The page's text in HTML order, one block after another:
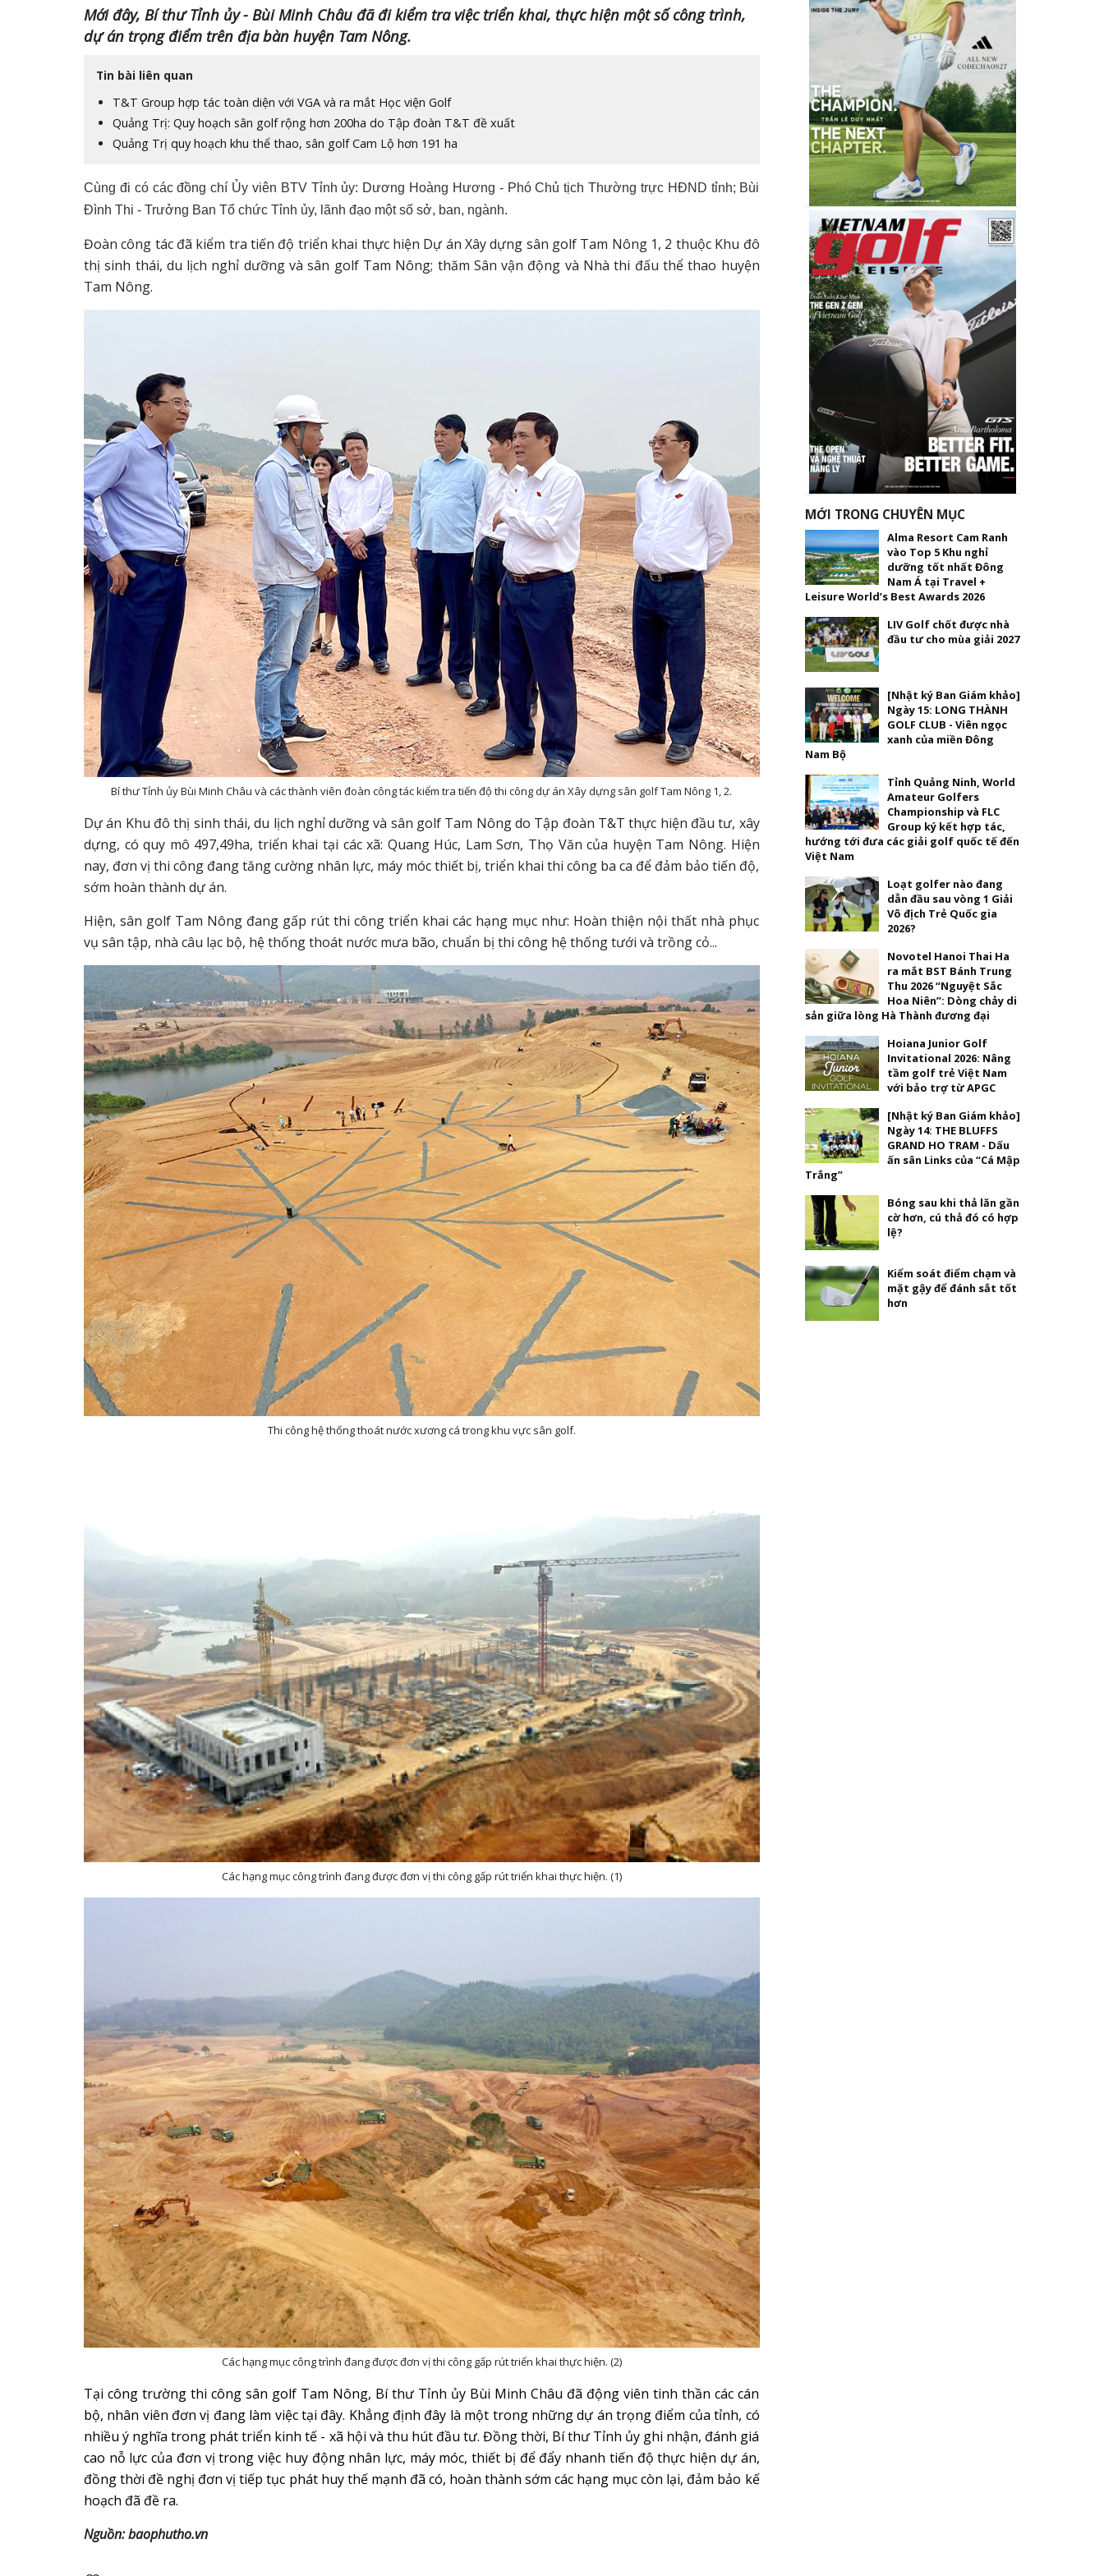
Mới đây, Bí thư Tỉnh ủy - Bùi Minh Châu đã đi kiểm tra việc triển khai, thực hiện một số công trình,
dự án trọng điểm trên địa bàn huyện Tam Nông.
Tin bài liên quan
T&T Group hợp tác toàn diện với VGA và ra mắt Học viện Golf
Quảng Trị: Quy hoạch sân golf rộng hơn 200ha do Tập đoàn T&T đề xuất
Quảng Trị quy hoạch khu thể thao, sân golf Cam Lộ hơn 191 ha
Cùng đi có các đồng chí Ủy viên BTV Tỉnh ủy: Dương Hoàng Hương - Phó Chủ tịch Thường trực HĐND tỉnh; Bùi
Đình Thi - Trưởng Ban Tổ chức Tỉnh ủy, lãnh đạo một số sở, ban, ngành.
Đoàn công tác đã kiểm tra tiến độ triển khai thực hiện Dự án Xây dựng sân golf Tam Nông 1, 2 thuộc Khu đô
thị sinh thái, du lịch nghỉ dưỡng và sân golf Tam Nông; thăm Sân vận động và Nhà thi đấu thể thao huyện
Tam Nông.
Bí thư Tỉnh ủy Bùi Minh Châu và các thành viên đoàn công tác kiểm tra tiến độ thi công dự án Xây dựng sân golf Tam Nông 1, 2.
Dự án Khu đô thị sinh thái, du lịch nghỉ dưỡng và sân golf Tam Nông do Tập đoàn T&T thực hiện đầu tư, xây
dựng, có quy mô 497,49ha, triển khai tại các xã: Quang Húc, Lam Sơn, Thọ Văn của huyện Tam Nông. Hiện
nay, đơn vị thi công đang tăng cường nhân lực, máy móc thiết bị, triển khai thi công ba ca để đảm bảo tiến độ,
sớm hoàn thành dự án.
Hiện, sân golf Tam Nông đang gấp rút thi công triển khai các hạng mục như: Hoàn thiện nội thất nhà phục
vụ sân tập, nhà câu lạc bộ, hệ thống thoát nước mưa bão, chuẩn bị thi công hệ thống tưới và trồng cỏ...
Thi công hệ thống thoát nước xương cá trong khu vực sân golf.
Các hạng mục công trình đang được đơn vị thi công gấp rút triển khai thực hiện. (1)
Các hạng mục công trình đang được đơn vị thi công gấp rút triển khai thực hiện. (2)
Tại công trường thi công sân golf Tam Nông, Bí thư Tỉnh ủy Bùi Minh Châu đã động viên tinh thần các cán
bộ, nhân viên đơn vị đang làm việc tại đây. Khẳng định đây là một trong những dự án trọng điểm của tỉnh, có
nhiều ý nghĩa trong phát triển kinh tế - xã hội và thu hút đầu tư. Đồng thời, Bí thư Tỉnh ủy ghi nhận, đánh giá
cao nỗ lực của đơn vị trong việc huy động nhân lực, máy móc, thiết bị để đẩy nhanh tiến độ thực hiện dự án,
đồng thời đề nghị đơn vị tiếp tục phát huy thế mạnh đã có, hoàn thành sớm các hạng mục còn lại, đảm bảo kế
hoạch đã đề ra.
Nguồn: baophutho.vn
MỚI TRONG CHUYÊN MỤC
Alma Resort Cam Ranh
vào Top 5 Khu nghỉ
dưỡng tốt nhất Đông
Nam Á tại Travel +
Leisure World’s Best Awards 2026
LIV Golf chốt được nhà
đầu tư cho mùa giải 2027
[Nhật ký Ban Giám khảo]
Ngày 15: LONG THÀNH
GOLF CLUB - Viên ngọc
xanh của miền Đông
Nam Bộ
Tỉnh Quảng Ninh, World
Amateur Golfers
Championship và FLC
Group ký kết hợp tác,
hướng tới đưa các giải golf quốc tế đến
Việt Nam
Loạt golfer nào đang
dẫn đầu sau vòng 1 Giải
Vô địch Trẻ Quốc gia
2026?
Novotel Hanoi Thai Ha
ra mắt BST Bánh Trung
Thu 2026 “Nguyệt Sắc
Hoa Niên”: Dòng chảy di
sản giữa lòng Hà Thành đương đại
Hoiana Junior Golf
Invitational 2026: Nâng
tầm golf trẻ Việt Nam
với bảo trợ từ APGC
[Nhật ký Ban Giám khảo]
Ngày 14: THE BLUFFS
GRAND HO TRAM - Dấu
ấn sân Links của “Cá Mập
Trắng”
Bóng sau khi thả lăn gần
cờ hơn, cú thả đó có hợp
lệ?
Kiểm soát điểm chạm và
mặt gậy để đánh sắt tốt
hơn